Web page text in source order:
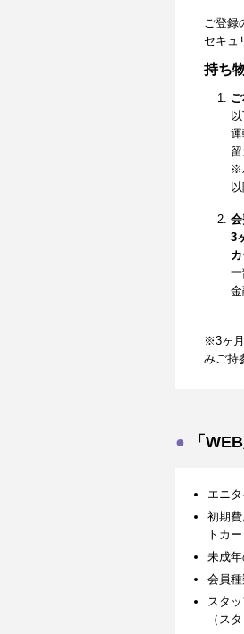
ご登録
セキュ
持ち
※
3
※3ヶ
みご持
「
エニ
初期
トカ
未成
会員
スタ
（ス